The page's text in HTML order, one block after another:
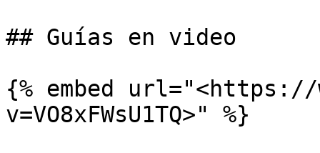
## Guías en video
{% embed url="<https://